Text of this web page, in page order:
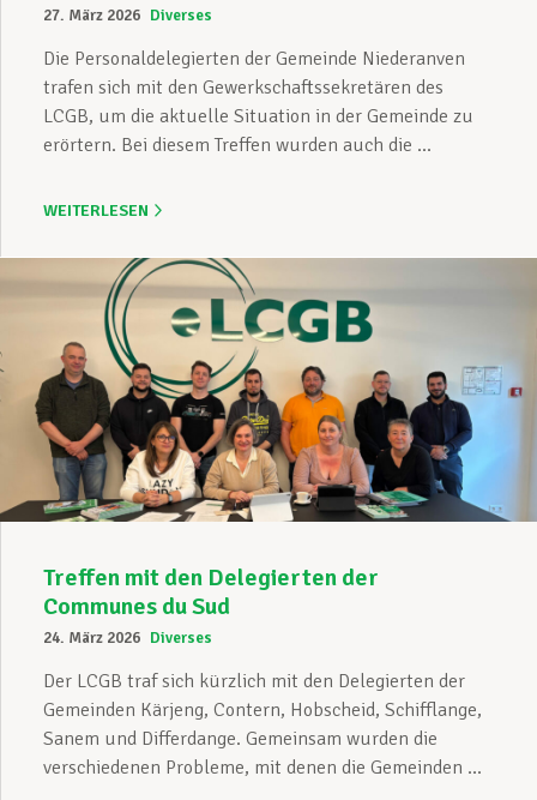
27. März 2026 Diverses
Die Personaldelegierten der Gemeinde Niederanven
trafen sich mit den Gewerkschaftssekretären des
LCGB, um die aktuelle Situation in der Gemeinde zu
erörtern. Bei diesem Treffen wurden auch die ...
WEITERLESEN
Treffen mit den Delegierten der
Communes du Sud
24. März 2026 Diverses
Der LCGB traf sich kürzlich mit den Delegierten der
Gemeinden Kärjeng, Contern, Hobscheid, Schifflange,
Sanem und Differdange. Gemeinsam wurden die
verschiedenen Probleme, mit denen die Gemeinden ...